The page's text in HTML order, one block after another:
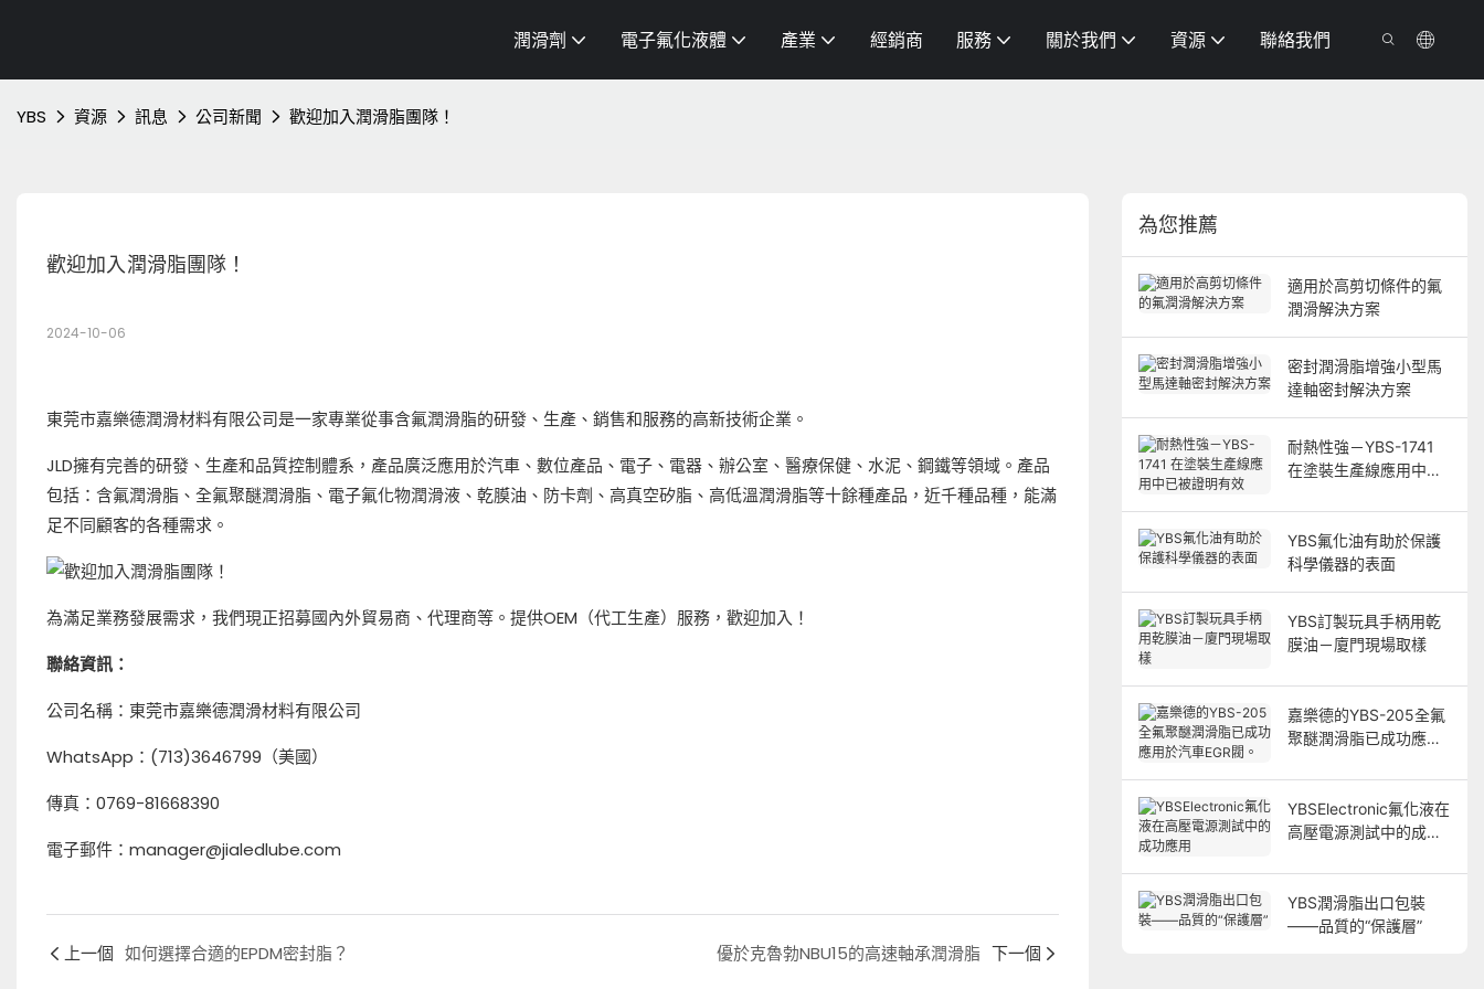
潤滑劑 電子氟化液體 產業 經銷商 服務 關於我們 資源 聯絡我們
YBS 資源 訊息 公司新聞 歡迎加入潤滑脂團隊！
歡迎加入潤滑脂團隊！
2024-10-06
東莞市嘉樂德潤滑材料有限公司是一家專業從事含氟潤滑脂的研發、生產、銷售和服務的高新技術企業。
JLD擁有完善的研發、生產和品質控制體系，產品廣泛應用於汽車、數位產品、電子、電器、辦公室、醫療保健、水泥、鋼鐵等領域。產品
包括：含氟潤滑脂、全氟聚醚潤滑脂、電子氟化物潤滑液、乾膜油、防卡劑、高真空矽脂、高低溫潤滑脂等十餘種產品，近千種品種，能滿
足不同顧客的各種需求。
為滿足業務發展需求，我們現正招募國內外貿易商、代理商等。提供OEM（代工生產）服務，歡迎加入！
聯絡資訊：
公司名稱：東莞市嘉樂德潤滑材料有限公司
WhatsApp：(713)3646799（美國）
傳真：0769-81668390
電子郵件：manager@jialedlube.com
上一個 如何選擇合適的EPDM密封脂？ 優於克魯勃NBU15的高速軸承潤滑脂 下一個
為您推薦
適用於高剪切條件的氟
潤滑解決方案
密封潤滑脂增強小型馬
達軸密封解決方案
耐熱性強－YBS-1741
在塗裝生產線應用中已
YBS氟化油有助於保護
科學儀器的表面
YBS訂製玩具手柄用乾
膜油－廈門現場取樣
嘉樂德的YBS-205全氟
聚醚潤滑脂已成功應用
YBSElectronic氟化液在
高壓電源測試中的成功
YBS潤滑脂出口包裝
——品質的“保護層”